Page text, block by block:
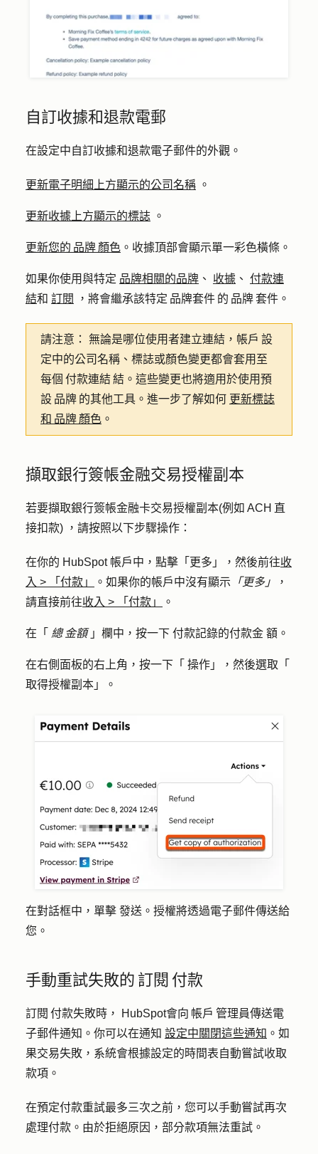
自訂收據和退款電郵
在設定中自訂收據和退款電子郵件的外觀。
更新電子明細上方顯示的公司名稱 。
更新收據上方顯示的標誌 。
更新您的 品牌 顏色 。收據頂部會顯示單一彩色橫條。
如果你使用與特定 品牌相關的品牌 、 收據 、 付款連
結和 訂閱 ，將會繼承該特定 品牌套件 的 品牌 套件。
請注意：
無論是哪位使用者建立連結，帳戶 設
定中的公司名稱、標誌或顏色變更都會套用至
每個 付款連結 結。這些變更也將適用於使用預
設 品牌 的其他工具。進一步了解如何 更新標誌
和 品牌 顏色 。
擷取銀行簽帳金融交易授權副本
若要擷取銀行簽帳金融卡交易授權副本(例如 ACH 直
接扣款) ，請按照以下步驟操作：
在你的 HubSpot 帳戶中，點擊 「更多」 ，然後前往收
入 > 「付款」 。如果你的帳戶中沒有顯示 「更多」
，
請直接前往收入 > 「付款」 。
在「 總 金額」欄中，按一下 付款記錄的付款金 額。
在右側面板的右上角，按一下「 操作 」，然後選取「
取得授權副本」。
在對話框中，單擊 發送 。授權將透過電子郵件傳送給
您。
手動重試失敗的 訂閱 付款
訂閱 付款失敗時， HubSpot會向 帳戶 管理員傳送電
子郵件通知。你可以在通知 設定中關閉這些通知 。如
果交易失敗，系統會根據設定的時間表自動嘗試收取
款項。
在預定付款重試最多三次之前，您可以手動嘗試再次
處理付款。由於拒絕原因，部分款項無法重試。